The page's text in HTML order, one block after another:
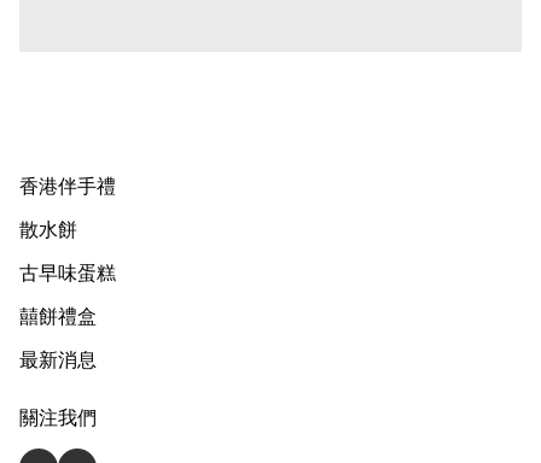
香港伴手禮
散水餅
古早味蛋糕
囍餅禮盒
最新消息
關注我們